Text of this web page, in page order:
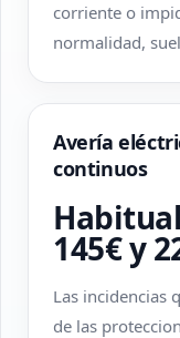
corriente o
normalidad,
Avería
continuos
145€ y
Las incidencias
de las